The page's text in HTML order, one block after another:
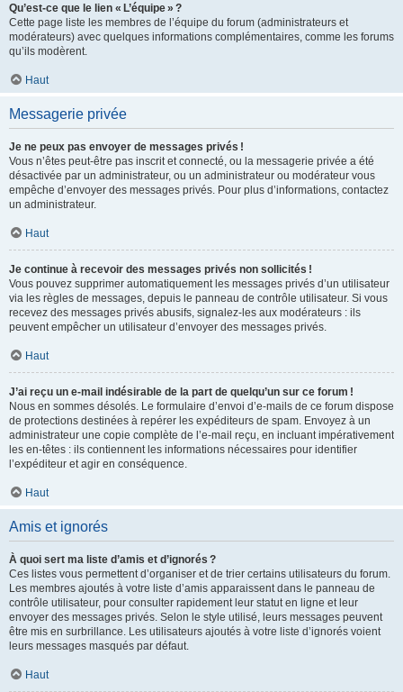
Qu’est-ce que le lien « L’équipe » ?
Cette page liste les membres de l’équipe du forum (administrateurs et
modérateurs) avec quelques informations complémentaires, comme les forums
qu’ils modèrent.
Haut
Messagerie privée
Je ne peux pas envoyer de messages privés !
Vous n’êtes peut-être pas inscrit et connecté, ou la messagerie privée a été
désactivée par un administrateur, ou un administrateur ou modérateur vous
empêche d’envoyer des messages privés. Pour plus d’informations, contactez
un administrateur.
Haut
Je continue à recevoir des messages privés non sollicités !
Vous pouvez supprimer automatiquement les messages privés d’un utilisateur
via les règles de messages, depuis le panneau de contrôle utilisateur. Si vous
recevez des messages privés abusifs, signalez-les aux modérateurs : ils
peuvent empêcher un utilisateur d’envoyer des messages privés.
Haut
J’ai reçu un e-mail indésirable de la part de quelqu’un sur ce forum !
Nous en sommes désolés. Le formulaire d’envoi d’e-mails de ce forum dispose
de protections destinées à repérer les expéditeurs de spam. Envoyez à un
administrateur une copie complète de l’e-mail reçu, en incluant impérativement
les en-têtes : ils contiennent les informations nécessaires pour identifier
l’expéditeur et agir en conséquence.
Haut
Amis et ignorés
À quoi sert ma liste d’amis et d’ignorés ?
Ces listes vous permettent d’organiser et de trier certains utilisateurs du forum.
Les membres ajoutés à votre liste d’amis apparaissent dans le panneau de
contrôle utilisateur, pour consulter rapidement leur statut en ligne et leur
envoyer des messages privés. Selon le style utilisé, leurs messages peuvent
être mis en surbrillance. Les utilisateurs ajoutés à votre liste d’ignorés voient
leurs messages masqués par défaut.
Haut